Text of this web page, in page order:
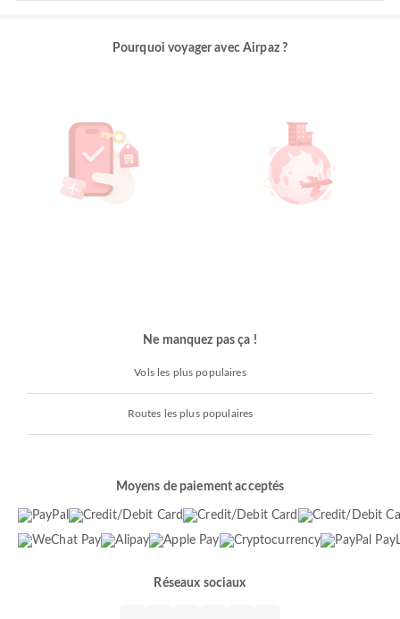
Pourquoi voyager avec Airpaz ?
Ne manquez pas ça !
Vols les plus populaires
Routes les plus populaires
Moyens de paiement acceptés
Réseaux sociaux